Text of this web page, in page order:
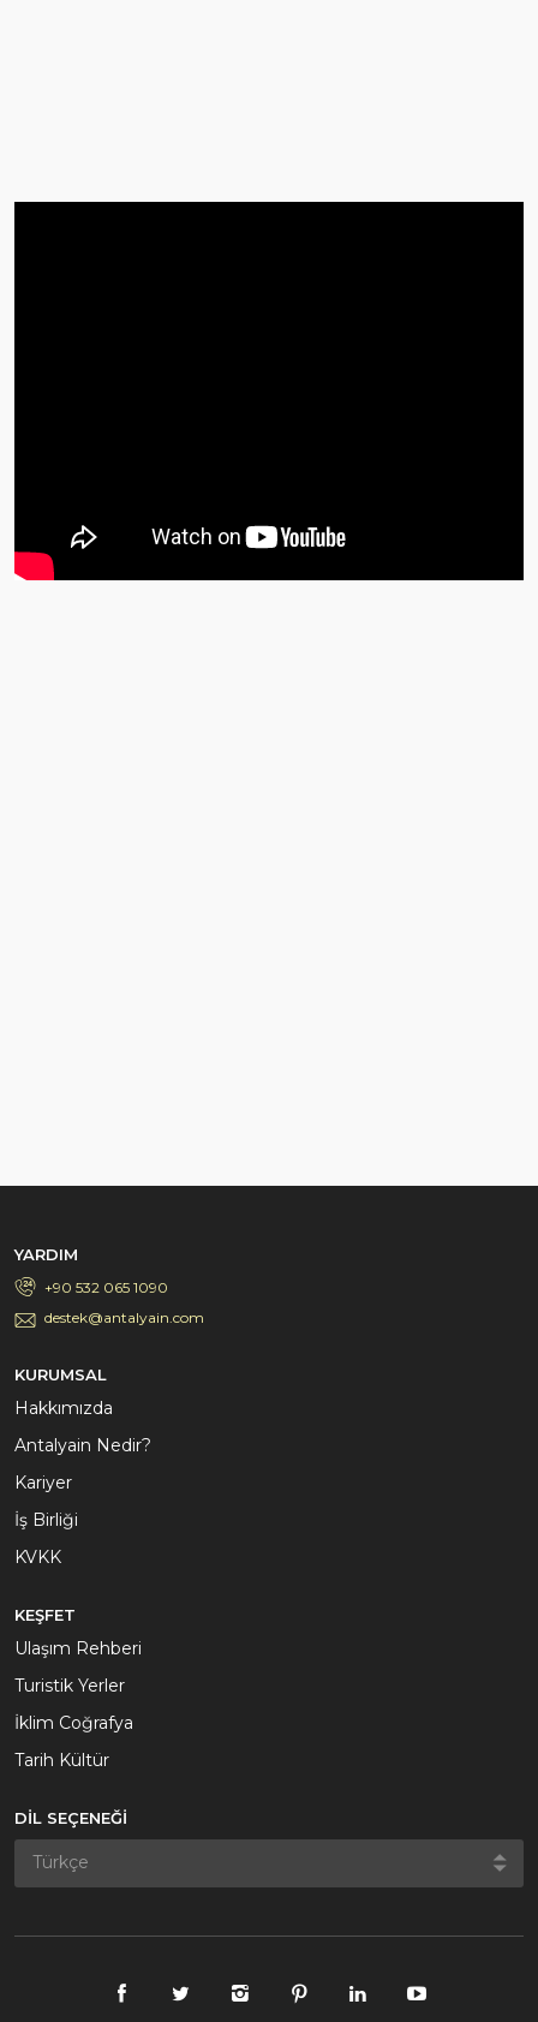
YARDIM
+90 532 065 1090
destek@antalyain.com
KURUMSAL
Hakkımızda
Antalyain Nedir?
Kariyer
İş Birliği
KVKK
KEŞFET
Ulaşım Rehberi
Turistik Yerler
İklim Coğrafya
Tarih Kültür
DİL SEÇENEĞİ